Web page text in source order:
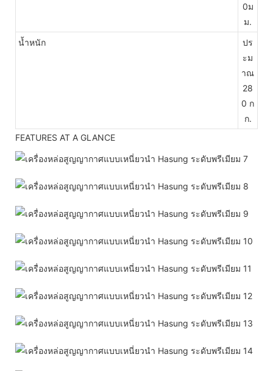
0ม
ม.
น้ำหนัก
ปร
ะม
าณ
28
0 ก
ก.
FEATURES AT A GLANCE